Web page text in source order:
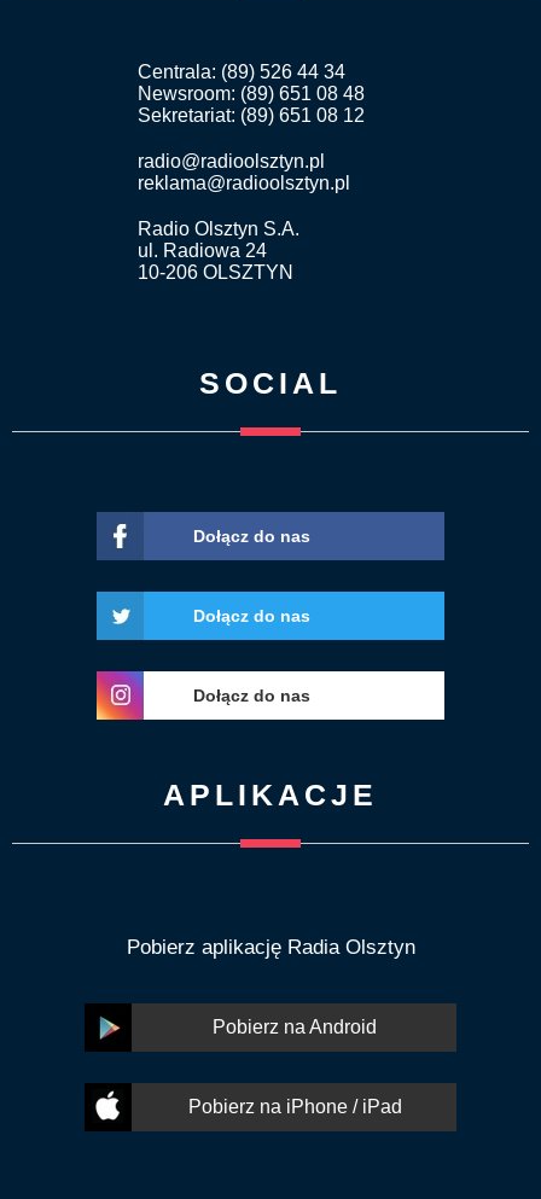
Centrala: (89) 526 44 34
Newsroom: (89) 651 08 48
Sekretariat: (89) 651 08 12
radio@radioolsztyn.pl
reklama@radioolsztyn.pl
Radio Olsztyn S.A.
ul. Radiowa 24
10-206 OLSZTYN
SOCIAL
Dołącz do nas
Dołącz do nas
Dołącz do nas
APLIKACJE
Pobierz aplikację Radia Olsztyn
Pobierz na Android
Pobierz na iPhone / iPad